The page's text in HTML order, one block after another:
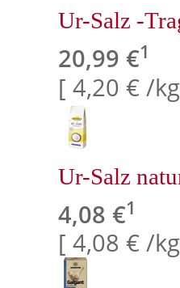
Ur-Salz -
20,99 €1
[ 4,20 € /
Ur-Salz
4,08 €1
[ 4,08 € /